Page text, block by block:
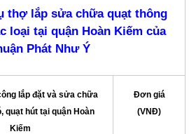
thợ lắp sửa chữa quạt thông
loại tại quận Hoàn Kiếm của
Phát Như Ý
lắp đặt và sửa chữa
quạt hút tại quận Hoàn
Kiếm
Đơn giá
(VNĐ)